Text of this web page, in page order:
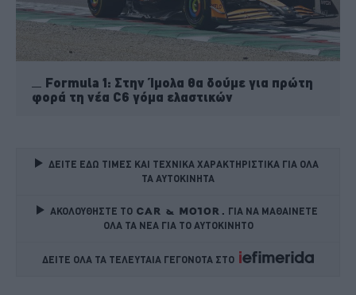
Formula 1: Στην Ίμολα θα δούμε για πρώτη
φορά τη νέα C6 γόμα ελαστικών
ΔΕΙΤΕ ΕΔΩ ΤΙΜΕΣ ΚΑΙ ΤΕΧΝΙΚΑ ΧΑΡΑΚΤΗΡΙΣΤΙΚΑ ΓΙΑ ΟΛΑ
ΤΑ ΑΥΤΟΚΙΝΗΤΑ
ΑΚΟΛΟΥΘΗΣΤΕ ΤΟ
ΓΙΑ ΝΑ ΜΑΘΑΙΝΕΤΕ
ΟΛΑ ΤΑ ΝΕΑ ΓΙΑ ΤΟ ΑΥΤΟΚΙΝΗΤΟ
ΔΕΙΤΕ ΟΛΑ ΤΑ ΤΕΛΕΥΤΑΙΑ ΓΕΓΟΝΟΤΑ ΣΤΟ